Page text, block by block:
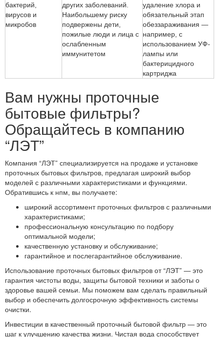
бактерий,
вирусов и
микробов
других заболеваний.
Наибольшему риску
подвержены дети,
пожилые люди и лица с
ослабленным
иммунитетом
удаление хлора и
обязательный этап
обеззараживания —
например, с
использованием УФ-
лампы или
бактерицидного
картриджа
Вам нужны проточные
бытовые фильтры?
Обращайтесь в компанию
“ЛЭТ”
Компания “ЛЭТ” специализируется на продаже и установке
проточных бытовых фильтров, предлагая широкий выбор
моделей с различными характеристиками и функциями.
Обратившись к нпм, вы получаете:
широкий ассортимент проточных фильтров с различными
характеристиками;
профессиональную консультацию по подбору
оптимальной модели;
качественную установку и обслуживание;
гарантийное и послегарантийное обслуживание.
Использование проточных бытовых фильтров от “ЛЭТ” — это
гарантия чистоты воды, защиты бытовой техники и заботы о
здоровье вашей семьи. Мы поможем вам сделать правильный
выбор и обеспечить долгосрочную эффективность системы
очистки.
Инвестиции в качественный проточный бытовой фильтр — это
шаг к улучшению качества жизни. Чистая вода способствует